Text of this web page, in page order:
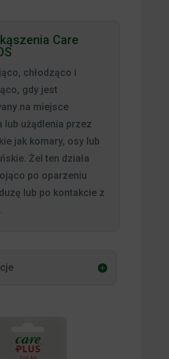
Care
chłodząco i
gdy jest
na miejsce
lub użądlenia przez
jak komary, osy lub
Żel ten działa
po oparzeniu
lub po kontakcie z